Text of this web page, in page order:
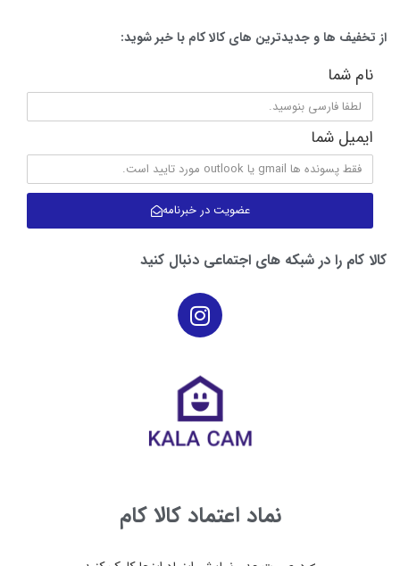
از تخفیف ها و جدیدترین های کالا کام با خبر شوید:
نام شما
ایمیل شما
عضویت در خبرنامه
کالا کام را در شبکه های اجتماعی دنبال کنید
نماد اعتماد کالا کام